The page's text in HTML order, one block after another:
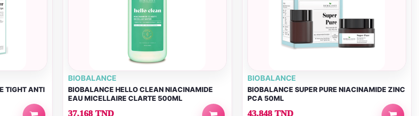
TIGHT ANTI
BIOBALANCE
BIOBALANCE HELLO CLEAN NIACINAMIDE
EAU MICELLAIRE CLARTE 500ML
37,168 TND
BIOBALANCE
BIOBALANCE SUPER PURE NIACINAMIDE ZINC
PCA 50ML
43,848 TND